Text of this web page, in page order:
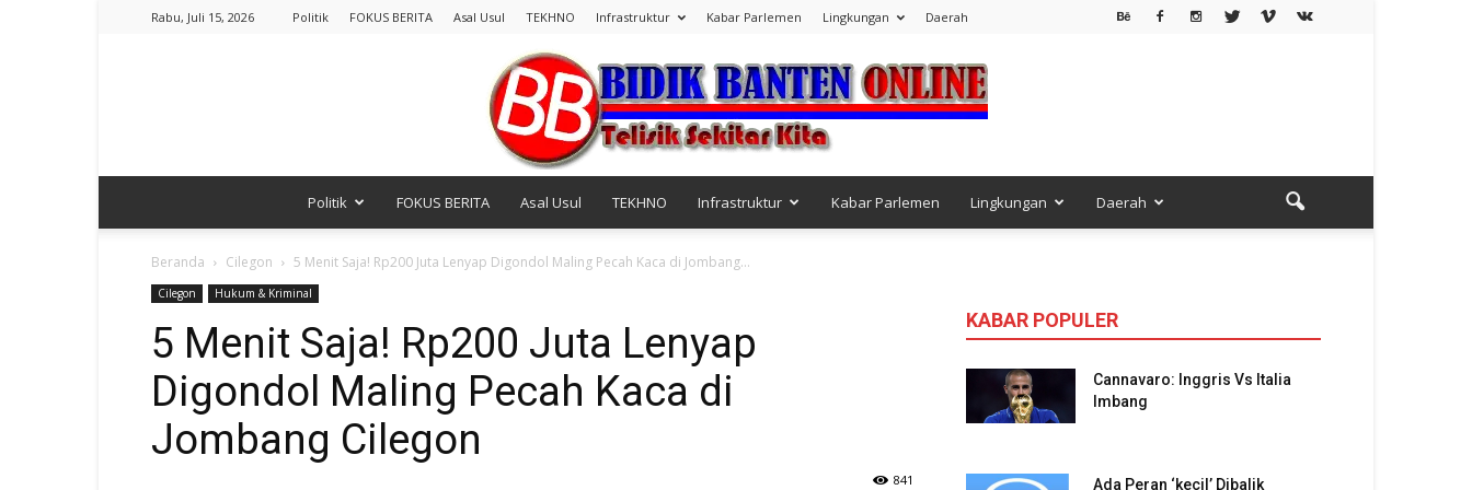
Rabu, Juli 15, 2026 Politik FOKUS BERITA Asal Usul TEKHNO Infrastruktur Kabar Parlemen Lingkungan Daerah
Politik FOKUS BERITA Asal Usul TEKHNO Infrastruktur Kabar Parlemen Lingkungan Daerah
Beranda Cilegon 5 Menit Saja! Rp200 Juta Lenyap Digondol Maling Pecah Kaca di Jombang...
Cilegon Hukum & Kriminal
5 Menit Saja! Rp200 Juta Lenyap
Digondol Maling Pecah Kaca di
Jombang Cilegon
841
KABAR POPULER
Cannavaro: Inggris Vs Italia
Imbang
Ada Peran ‘kecil’ Dibalik